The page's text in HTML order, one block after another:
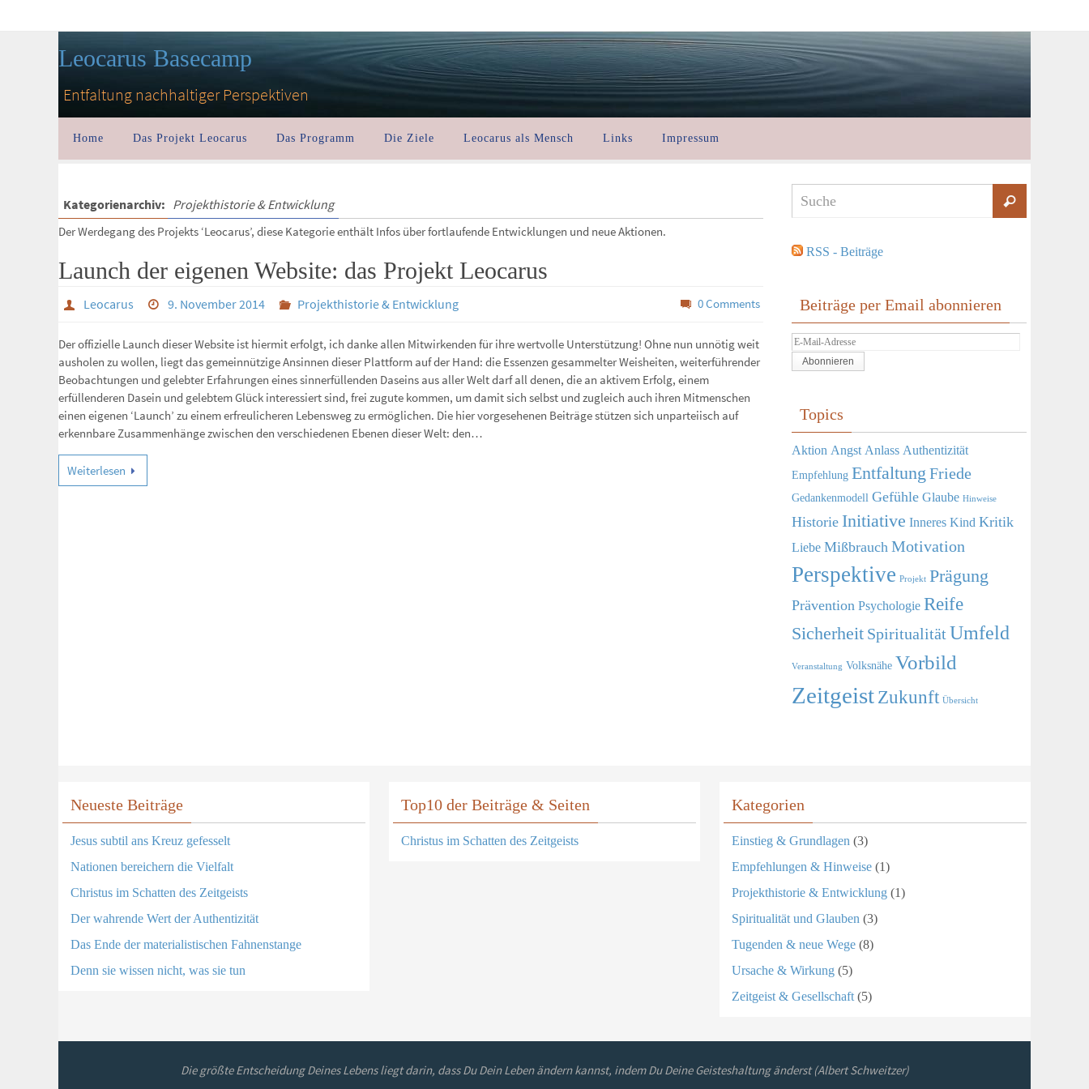
Leocarus Basecamp
Entfaltung nachhaltiger Perspektiven
Home Das Projekt Leocarus Das Programm Die Ziele Leocarus als Mensch Links Impressum
Kategorienarchiv: Projekthistorie & Entwicklung
Der Werdegang des Projekts ‘Leocarus’, diese Kategorie enthält Infos über fortlaufende Entwicklungen und neue Aktionen.
Launch der eigenen Website: das Projekt Leocarus
Leocarus 9. November 2014 Projekthistorie & Entwicklung 0 Comments
Der offizielle Launch dieser Website ist hiermit erfolgt, ich danke allen Mitwirkenden für ihre wertvolle Unterstützung! Ohne nun unnötig weit
ausholen zu wollen, liegt das gemeinnützige Ansinnen dieser Plattform auf der Hand: die Essenzen gesammelter Weisheiten, weiterführender
Beobachtungen und gelebter Erfahrungen eines sinnerfüllenden Daseins aus aller Welt darf all denen, die an aktivem Erfolg, einem
erfüllenderen Dasein und gelebtem Glück interessiert sind, frei zugute kommen, um damit sich selbst und zugleich auch ihren Mitmenschen
einen eigenen ‘Launch’ zu einem erfreulicheren Lebensweg zu ermöglichen. Die hier vorgesehenen Beiträge stützen sich unparteiisch auf
erkennbare Zusammenhänge zwischen den verschiedenen Ebenen dieser Welt: den…
Weiterlesen
RSS - Beiträge
Beiträge per Email abonnieren
E-
Mail-
Topics
Aktion Angst Anlass Authentizität
Empfehlung Entfaltung Friede
Gedankenmodell Gefühle Glaube Hinweise
Historie Initiative Inneres Kind Kritik
Liebe Mißbrauch Motivation
Perspektive Projekt Prägung
Prävention Psychologie Reife
Sicherheit Spiritualität Umfeld
Veranstaltung Volksnähe Vorbild
Zeitgeist Zukunft Übersicht
Neueste Beiträge
Jesus subtil ans Kreuz gefesselt
Nationen bereichern die Vielfalt
Christus im Schatten des Zeitgeists
Der wahrende Wert der Authentizität
Das Ende der materialistischen Fahnenstange
Denn sie wissen nicht, was sie tun
Top10 der Beiträge & Seiten
Christus im Schatten des Zeitgeists
Kategorien
Einstieg & Grundlagen (3)
Empfehlungen & Hinweise (1)
Projekthistorie & Entwicklung (1)
Spiritualität und Glauben (3)
Tugenden & neue Wege (8)
Ursache & Wirkung (5)
Zeitgeist & Gesellschaft (5)
Die größte Entscheidung Deines Lebens liegt darin, dass Du Dein Leben ändern kannst, indem Du Deine Geisteshaltung änderst (Albert Schweitzer)